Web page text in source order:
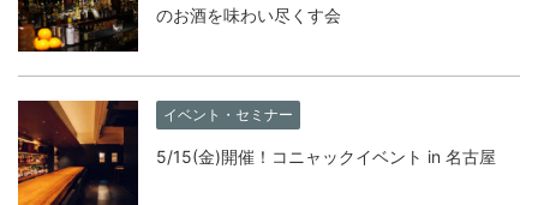
のお酒を味わい尽くす会
イベント・セミナー
5/15(金)開催！コニャックイベント in 名古屋